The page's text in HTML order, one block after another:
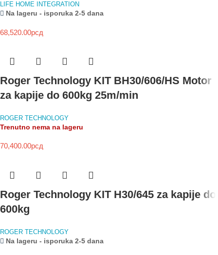
LIFE HOME INTEGRATION
Na lageru - isporuka 2-5 dana
68,520.00рсд
Roger Technology KIT BH30/606/HS Motor
za kapije do 600kg 25m/min
ROGER TECHNOLOGY
Trenutno nema na lageru
70,400.00рсд
Roger Technology KIT H30/645 za kapije do
600kg
ROGER TECHNOLOGY
Na lageru - isporuka 2-5 dana